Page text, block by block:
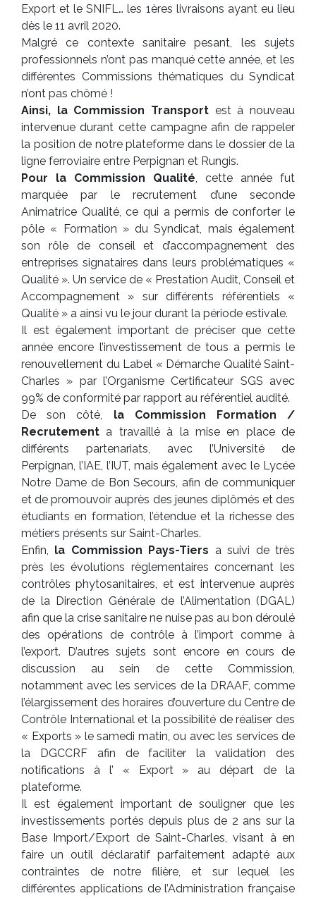
Export et le SNIFL… les 1ères livraisons ayant eu lieu
dès le 11 avril 2020.
Malgré ce contexte sanitaire pesant, les sujets
professionnels n’ont pas manqué cette année, et les
différentes Commissions thématiques du Syndicat
n’ont pas chômé !
Ainsi, la Commission Transport est à nouveau
intervenue durant cette campagne afin de rappeler
la position de notre plateforme dans le dossier de la
ligne ferroviaire entre Perpignan et Rungis.
Pour la Commission Qualité, cette année fut
marquée par le recrutement d’une seconde
Animatrice Qualité, ce qui a permis de conforter le
pôle « Formation » du Syndicat, mais également
son rôle de conseil et d’accompagnement des
entreprises signataires dans leurs problématiques «
Qualité ». Un service de « Prestation Audit, Conseil et
Accompagnement » sur différents référentiels «
Qualité » a ainsi vu le jour durant la période estivale.
Il est également important de préciser que cette
année encore l’investissement de tous a permis le
renouvellement du Label « Démarche Qualité Saint-
Charles » par l’Organisme Certificateur SGS avec
99% de conformité par rapport au référentiel audité.
De son côté, la Commission Formation /
Recrutement a travaillé à la mise en place de
différents partenariats, avec l’Université de
Perpignan, l’IAE, l’IUT, mais également avec le Lycée
Notre Dame de Bon Secours, afin de communiquer
et de promouvoir auprès des jeunes diplômés et des
étudiants en formation, l’étendue et la richesse des
métiers présents sur Saint-Charles.
Enfin, la Commission Pays-Tiers a suivi de très
près les évolutions règlementaires concernant les
contrôles phytosanitaires, et est intervenue auprès
de la Direction Générale de l’Alimentation (DGAL)
afin que la crise sanitaire ne nuise pas au bon déroulé
des opérations de contrôle à l’import comme à
l’export. D’autres sujets sont encore en cours de
discussion au sein de cette Commission,
notamment avec les services de la DRAAF, comme
l’élargissement des horaires d’ouverture du Centre de
Contrôle International et la possibilité de réaliser des
« Exports » le samedi matin, ou avec les services de
la DGCCRF afin de faciliter la validation des
notifications à l’ « Export » au départ de la
plateforme.
Il est également important de souligner que les
investissements portés depuis plus de 2 ans sur la
Base Import/Export de Saint-Charles, visant à en
faire un outil déclaratif parfaitement adapté aux
contraintes de notre filière, et sur lequel les
différentes applications de l’Administration française